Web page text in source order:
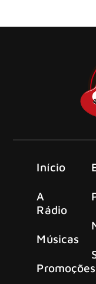
Início
A
Rádio
Músicas
Promoções